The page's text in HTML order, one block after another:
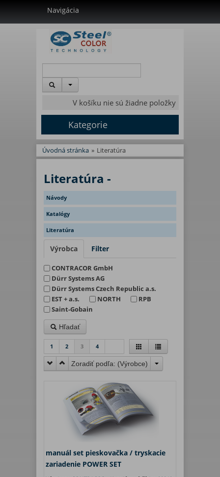
Navigácia
V košíku nie sú žiadne položky
Kategorie
Úvodná stránka » Literatúra
Literatúra -
Návody
Katalógy
Literatúra
Výrobca Filter
CONTRACOR GmbH
Dürr Systems AG
Dürr Systems Czech Republic a.s.
EST + a.s.
NORTH
RPB
Saint-Gobain
Hľadať
1 2 3 4
Zoradiť podľa: (Výrobce)
manuál set pieskovačka / tryskacie
zariadenie POWER SET